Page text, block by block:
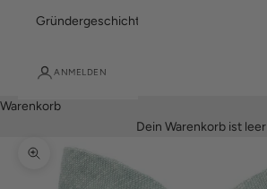
Gründergeschichte
ANMELDEN
Warenkorb
Dein Warenkorb ist leer
Bild vergrößern